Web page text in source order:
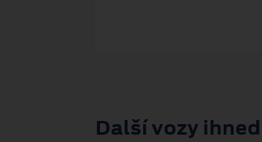
Další vozy